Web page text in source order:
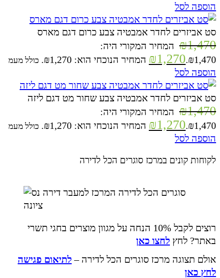
הוספה לסל
סט אביזרים לחדר אמבטיה צבע כרום דגם מארס
₪1,470
המחיר המקורי היה:
₪1,470.
₪1,270 המחיר הנוכחי הוא: ₪1,270. כולל מעמ
הוספה לסל
סט אביזרים לחדר אמבטיה צבע שחור מט דגם ליזה
₪1,470
המחיר המקורי היה:
₪1,470.
₪1,270 המחיר הנוכחי הוא: ₪1,270. כולל מעמ
הוספה לסל
לקוחות קונים במרכז סוגרים הכל לדירה
רוצים לקבל 10% הנחה על מגוון מוצרים בחגי תשרי
באתר? לחץ לחצו כאן
אולם תצוגה מרכז סוגרים הכל לדירה –לתיאום פגישה
לחץ כאן